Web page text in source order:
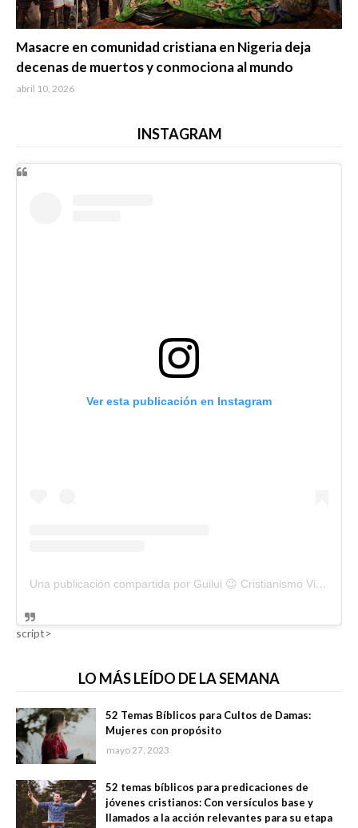
Masacre en comunidad cristiana en Nigeria deja
decenas de muertos y conmociona al mundo
abril 10, 2026
INSTAGRAM
Ver esta publicación en Instagram
Una publicación compartida por Guilui 😉 Cristianismo Viral (@guiluiviral)
script>
LO MÁS LEÍDO DE LA SEMANA
52 Temas Bíblicos para Cultos de Damas:
Mujeres con propósito
mayo 27, 2023
52 temas bíblicos para predicaciones de
jóvenes cristianos: Con versículos base y
llamados a la acción relevantes para su etapa